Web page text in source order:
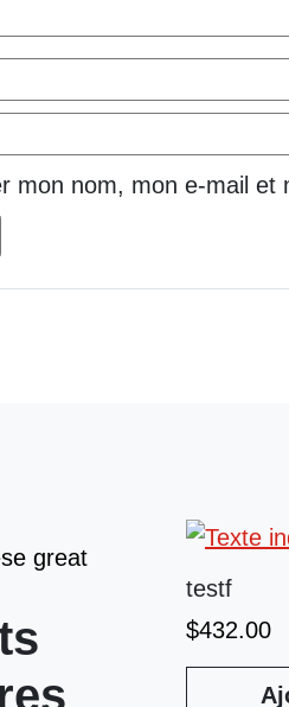
mon nom, mon e-mail et
great
testf
$432.00